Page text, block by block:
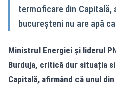
termoficare din Capitală,
bucureșteni nu are apă
Ministrul Energiei și liderul
Burduja, critică dur situația
Capitală, afirmând că unul